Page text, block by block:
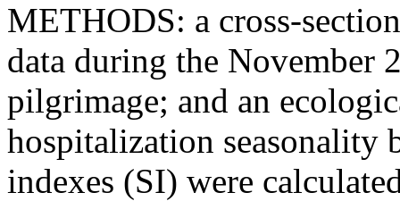
METHODS: a cross-
data during the November
pilgrimage; and an
hospitalization seasonality
indexes (SI) were